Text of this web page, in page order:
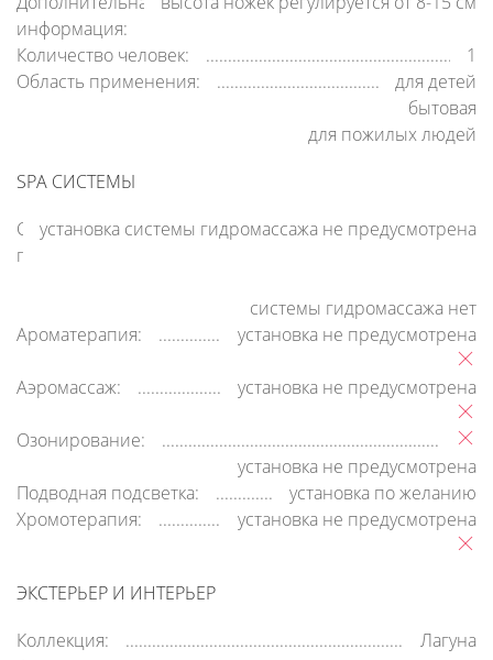
информация:
Количество человек:
1
Область применения:
для детей
бытовая
для пожилых людей
SPA СИСТЕМЫ
Система
гидромассажа:
установка системы гидромассажа не предусмотрена
системы гидромассажа нет
Ароматерапия:
установка не предусмотрена
Аэромассаж: установка не предусмотрена
Озонирование:
установка не предусмотрена
Подводная подсветка:
установка по желанию
Хромотерапия:
установка не предусмотрена
ЭКСТЕРЬЕР И ИНТЕРЬЕР
Коллекция:
Лагуна